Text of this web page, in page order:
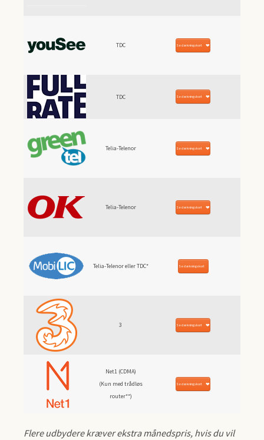
TDC Se dækningskort
TDC Se dækningskort
Telia-Telenor Se dækningskort
Telia-Telenor Se dækningskort
Telia-Telenor eller TDC* Se dækningskort
3 Se dækningskort
Net1 (CDMA)
(Kun med trådløs
router**)
Se dækningskort
Flere udbydere kræver ekstra månedspris, hvis du vil